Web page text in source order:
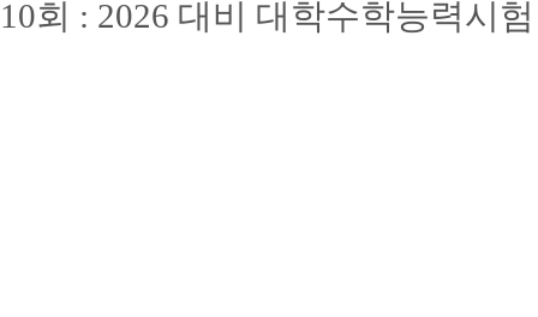
10회 : 2026 대비 대학수학능력시험